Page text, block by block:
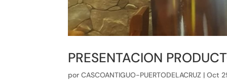
PRESENTACION
porCASCOANTIGUO-PUERTODELACRUZ |Oct